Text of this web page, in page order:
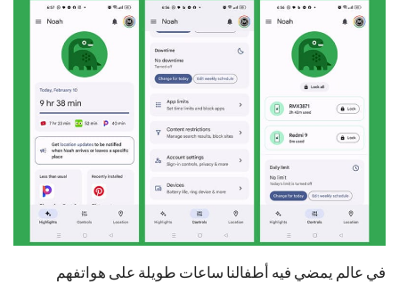
في عالم يمضي فيه أطفالنا ساعات طويلة على هواتفهم